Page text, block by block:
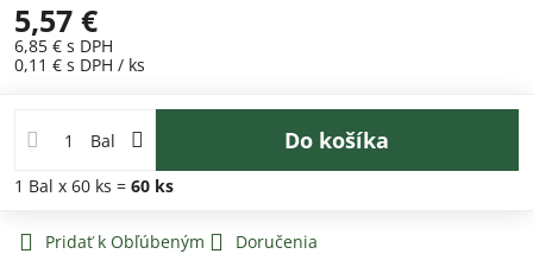
5,57 €
6,85 € s DPH
0,11 € s DPH / ks
Bal Do košíka
1 Bal x 60 ks = 60 ks
Pridať k Obľúbeným
Doručenia